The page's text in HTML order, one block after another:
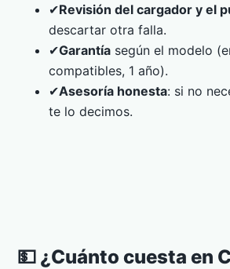
✔Revisión del cargador y el
descartar otra falla.
✔Garantía según el modelo
compatibles, 1 año).
✔Asesoría honesta: si no
te lo decimos.
💵 ¿Cuánto cuesta en